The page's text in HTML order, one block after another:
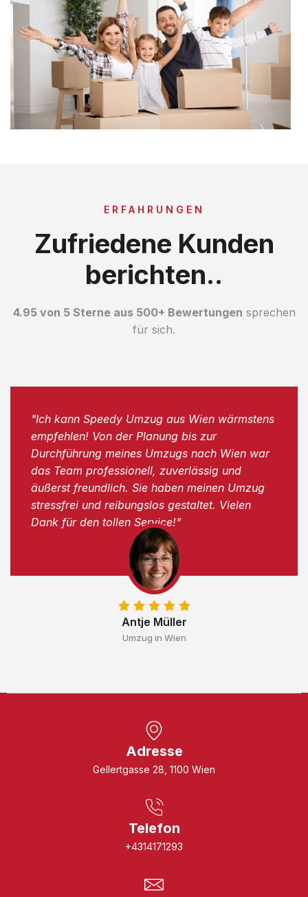
ERFAHRUNGEN
Zufriedene Kunden
berichten..
4.95 von 5 Sterne aus 500+ Bewertungen sprechen
für sich.
Antje Müller
Umzug in Wien
"Ich kann Speedy Umzug aus Wien wärmstens
empfehlen! Von der Planung bis zur
Durchführung meines Umzugs nach Wien war
das Team professionell, zuverlässig und
äußerst freundlich. Sie haben meinen Umzug
stressfrei und reibungslos gestaltet. Vielen
Dank für den tollen Service!"
Adresse
Gellertgasse 28, 1100 Wien
Telefon
+4314171293